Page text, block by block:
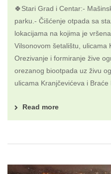
🍀Stari Grad i Centar:-
parku.- Čišćenje otpada sa
lokacijama na kojima je
Vilsonovom šetalištu, ulicama
Orezivanje i formiranje žive
orezanog biootpada uz živu
ulicama Kranjčevićeva i
Read more